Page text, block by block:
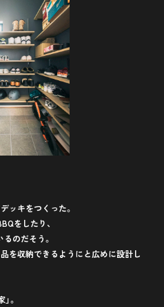
ッキをつくった。
をしたり、
のだそう。
を収納できるようにと広めに設計し
。